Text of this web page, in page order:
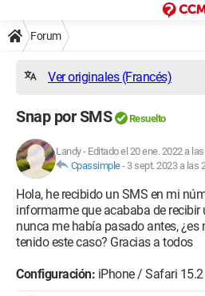
Forum
Ver originales (Francés)
Snap por SMS Resuelto
Landy- Editado el 20 ene. 2022 a
Cpassimple- 3 sept. 2023 a las
Hola, he recibido un SMS en mi
informarme que acababa de recibir
nunca me había pasado antes, ¿es
tenido este caso? Gracias a todos
Configuración: iPhone / Safari 15.2